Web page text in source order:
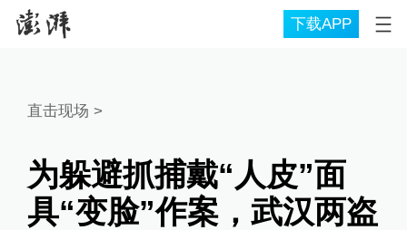
下载APP
直击现场 >
为躲避抓捕戴“人皮”面
具“变脸”作案，武汉两盗